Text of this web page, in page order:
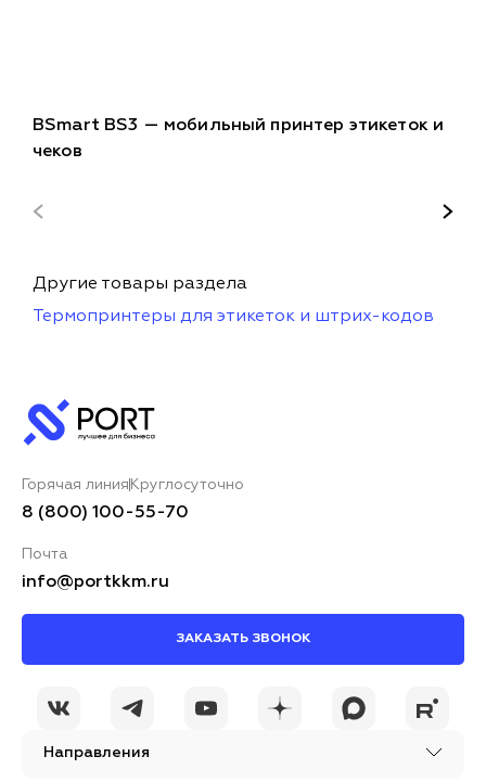
BSmart BS3 — мобильный принтер этикеток и
чеков
Другие товары раздела
Термопринтеры для этикеток и штрих-кодов
Направления
Горячая линия Круглосуточно
8 (800) 100-55-70
Почта
info@portkkm.ru
ЗАКАЗАТЬ ЗВОНОК